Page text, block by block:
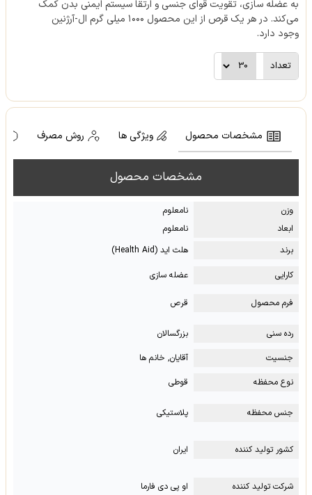
به عضله سازی، تقویت قوای جنسی و ارتقا سیستم ایمنی بدن کمک
می‌کند. در هر یک قرص از این محصول ۱۰۰۰ میلی گرم ال-آرژنین
وجود دارد.
تعداد
مشخصات محصول ویژگی ها روش مصرف
مشخصات محصول
وزن
نامعلوم
ابعاد
نامعلوم
برند
هلث اید (Health Aid)
کارایی
عضله سازی
فرم محصول قرص
رده سنی
بزرگسالان
جنسیت
آقایان, خانم ها
نوع محفظه
قوطی
جنس محفظه پلاستیکی
کشور تولید کننده ایران
شرکت تولید کننده او پی دی فارما